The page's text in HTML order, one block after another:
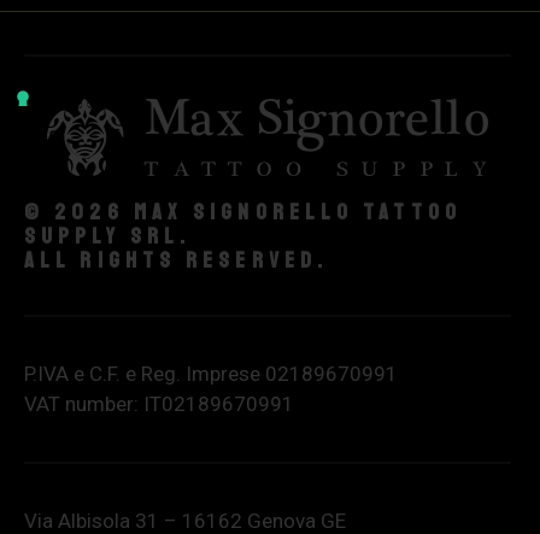
© 2026 Max Signorello Tattoo
supply srl.
All rights reserved.
P.IVA e C.F. e Reg. Imprese 02189670991
VAT number: IT02189670991
Via Albisola 31 – 16162 Genova GE